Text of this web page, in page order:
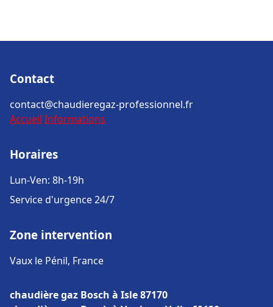
Contact
contact@chaudieregaz-professionnel.fr
Accueil Informations
Horaires
Lun-Ven: 8h-19h
Service d'urgence 24/7
Zone intervention
Vaux le Pénil, France
chaudière gaz Bosch à Isle 87170